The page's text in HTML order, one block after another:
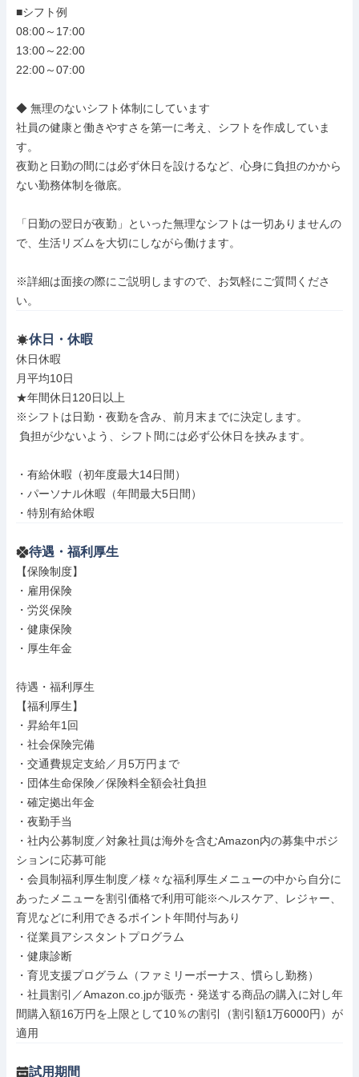
■シフト例
08:00～17:00
13:00～22:00
22:00～07:00
◆ 無理のないシフト体制にしています
社員の健康と働きやすさを第一に考え、シフトを作成していま
す。
夜勤と日勤の間には必ず休日を設けるなど、心身に負担のかから
ない勤務体制を徹底。
「日勤の翌日が夜勤」といった無理なシフトは一切ありませんの
で、生活リズムを大切にしながら働けます。
※詳細は面接の際にご説明しますので、お気軽にご質問くださ
い。
休日・休暇
休日休暇
月平均10日
★年間休日120日以上
※シフトは日勤・夜勤を含み、前月末までに決定します。
・有給休暇（初年度最大14日間）
・パーソナル休暇（年間最大5日間）
・特別有給休暇
待遇・福利厚生
【保険制度】
・雇用保険
・労災保険
・健康保険
・厚生年金
待遇・福利厚生
【福利厚生】
・昇給年1回
・社会保険完備
・交通費規定支給／月5万円まで
・団体生命保険／保険料全額会社負担
・確定拠出年金
・夜勤手当
・社内公募制度／対象社員は海外を含むAmazon内の募集中ポジ
ションに応募可能
・会員制福利厚生制度／様々な福利厚生メニューの中から自分に
あったメニューを割引価格で利用可能※ヘルスケア、レジャー、
育児などに利用できるポイント年間付与あり
・従業員アシスタントプログラム
・健康診断
・育児支援プログラム（ファミリーボーナス、慣らし勤務）
・社員割引／Amazon.co.jpが販売・発送する商品の購入に対し年
間購入額16万円を上限として10％の割引（割引額1万6000円）が
適用
試用期間